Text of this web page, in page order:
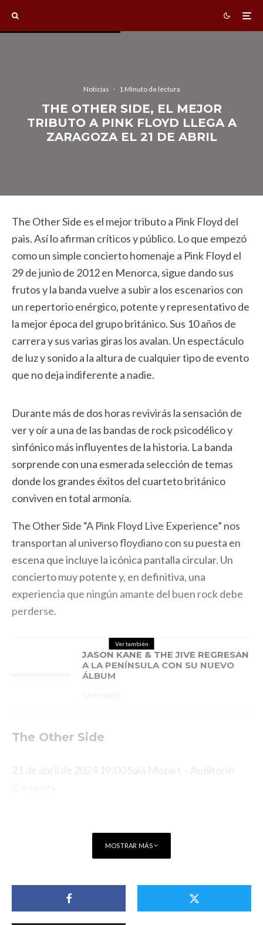
Noticias · 1 Minuto de lectura
THE OTHER SIDE, EL MEJOR
TRIBUTO A PINK FLOYD LLEGA A
ZARAGOZA EL 21 DE ABRIL
The Other Side es el mejor tributo a Pink Floyd del
pais. Así lo afirman críticos y público. Lo que empezó
como un simple concierto homenaje a Pink Floyd el
29 de junio de 2012 en Menorca, sigue dando sus
frutos y la banda vuelve a subir a los escenarios con
un repertorio enérgico, potente y representativo de
la mejor época del grupo británico. Sus 10 años de
carrera y sus varias giras los avalan. Un espectáculo
de luz y sonido a la altura de cualquier tipo de evento
que no deja indiferente a nadie.
Durante más de dos horas revivirás la sensación de
ver y oír a una de las bandas de rock psicodélico y
sinfónico más influyentes de la historia. La banda
sorprende con una esmerada selección de temas
donde los grandes éxitos del cuarteto británico
conviven en total armonía.
The Other Side “A Pink Floyd Live Experience” nos
transportan al universo floydiano con su puesta en
escena que incluye la icónica pantalla circular. Un
concierto muy potente y, en definitiva, una
experiencia que ningún amante del buen rock debe
perderse.
Ver también
JASON KANE & THE JIVE REGRESAN
A LA PENÍNSULA CON SU NUEVO
ÁLBUM
The Other Side
21 de abril de 2024 19:00Sala Mozart – Auditorio
MOSTRAR MÁS